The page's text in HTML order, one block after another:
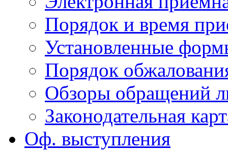
Порядок и время
Установленные
Порядок
Обзоры обращений
Законодательная
Оф. выступления